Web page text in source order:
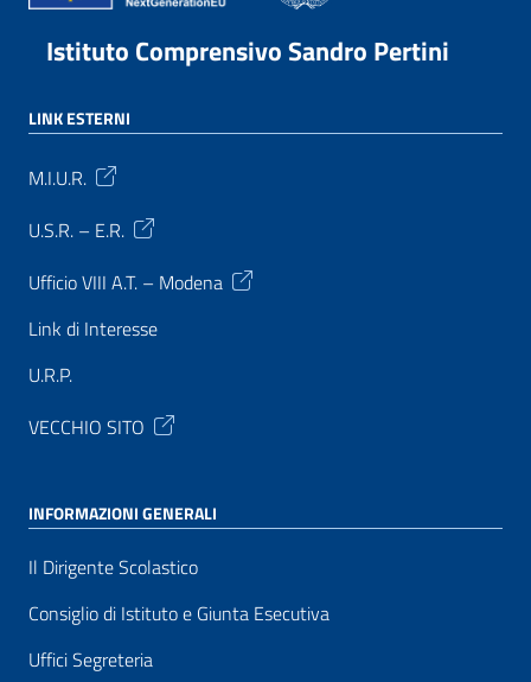
Istituto Comprensivo Sandro Pertini
LINK ESTERNI
M.I.U.R.
U.S.R. – E.R.
Ufficio VIII A.T. – Modena
Link di Interesse
U.R.P.
VECCHIO SITO
INFORMAZIONI GENERALI
Il Dirigente Scolastico
Consiglio di Istituto e Giunta Esecutiva
Uffici Segreteria